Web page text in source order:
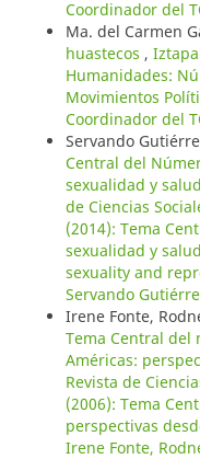
Coordinador del
Ma. del Carmen
huastecos ,
Humanidades:
Movimientos
Coordinador del
Servando
Central del
sexualidad y
de Ciencias
(2014): Tema
sexualidad y
sexuality and
Servando
Irene Fonte,
Tema Central del
Américas:
Revista de
(2006): Tema
perspectivas
Irene Fonte,